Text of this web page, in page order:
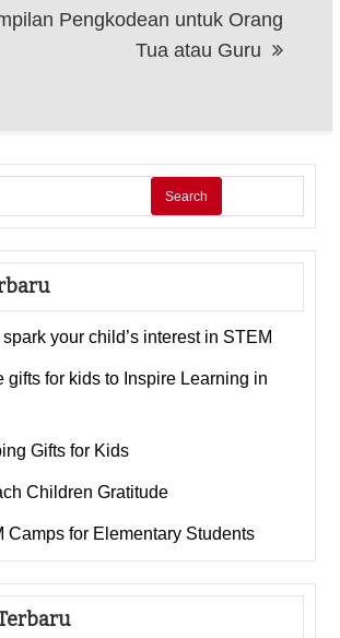
Pengkodean untuk Orang
Tua atau Guru
Search
your child’s interest in STEM
gifts for kids to Inspire Learning in
Gifts for Kids
Children Gratitude
Camps for Elementary Students